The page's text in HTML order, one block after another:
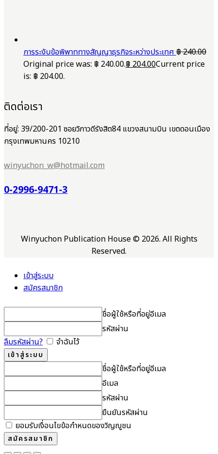
การระงับข้อพิพาททางสัญญาธุรกิจระหว่างประเทศ฿240.00
Original price was: ฿ 240.00.฿204.00Current price
is: ฿ 204.00.
ติดต่อเรา
ที่อยู่: 39/200-201 ซอยวิภาวดีรังสิต84 แขวงสนามบิน เขตดอนเมือง
กรุงเทพมหานคร 10210
winyuchon_w@hotmail.com
0-2996-9471-3
Winyuchon Publication House © 2026. All Rights
Reserved.
เข้าสู่ระบบ
สมัครสมาชิก
ชื่อผู้ใช้หรือที่อยู่อีเมล
รหัสผ่าน
ลืมรหัสผ่าน?
จำฉันไว้
ชื่อผู้ใช้หรือที่อยู่อีเมล
อีเมล
รหัสผ่าน
ยืนยันรหัสผ่าน
ยอมรับเงื่อนไขข้อกำหนดของวิญญูชน